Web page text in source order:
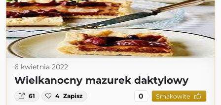
6 kwietnia 2022
Wielkanocny mazurek daktylowy
61 4 Zapisz 0 Smakowite